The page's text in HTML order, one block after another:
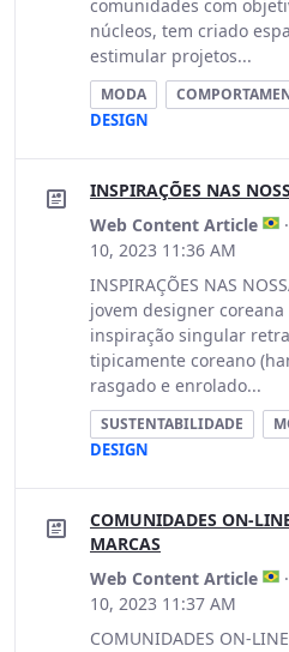
comunidades com
núcleos, tem criado
estimular projetos...
MODA
DESIGN
INSPIRAÇÕES NAS
Web Content Article
10, 2023 11:36 AM
INSPIRAÇÕES NAS
jovem designer
inspiração singular
tipicamente coreano
rasgado e enrolado...
SUSTENTABILIDADE
DESIGN
COMUNIDADES ON-
MARCAS
Web Content Article
10, 2023 11:37 AM
COMUNIDADES ON-